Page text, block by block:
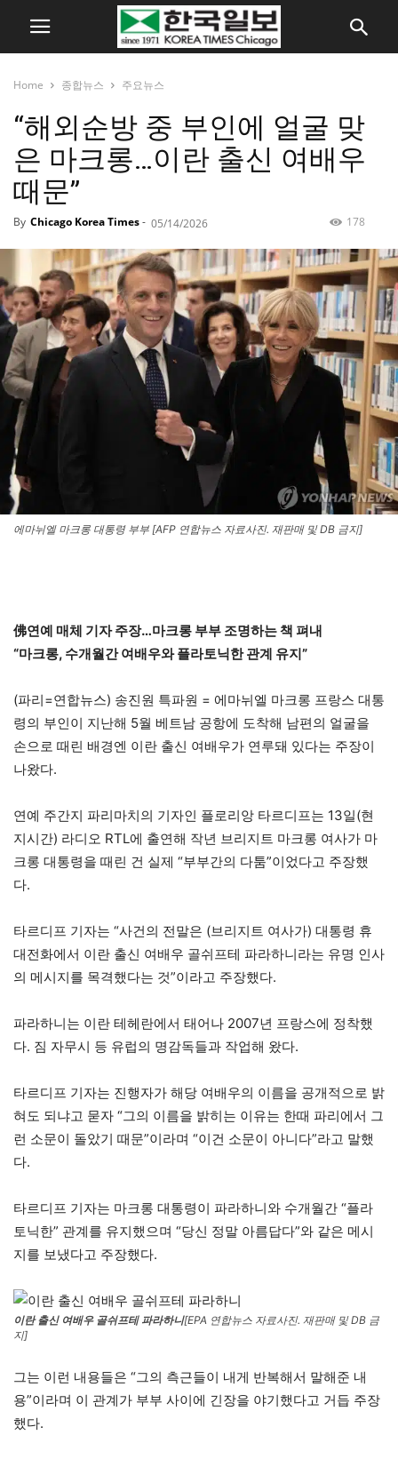
Home 종합뉴스 주요뉴스
“해외순방 중 부인에 얼굴 맞
은 마크롱…이란 출신 여배우
때문”
By Chicago Korea Times- 05/14/2026 178
에마뉘엘 마크롱 대통령 부부 [AFP 연합뉴스 자료사진. 재판매 및 DB 금지]
佛연예 매체 기자 주장…마크롱 부부 조명하는 책 펴내
“마크롱, 수개월간 여배우와 플라토닉한 관계 유지”
(파리=연합뉴스) 송진원 특파원 = 에마뉘엘 마크롱 프랑스 대통
령의 부인이 지난해 5월 베트남 공항에 도착해 남편의 얼굴을
손으로 때린 배경엔 이란 출신 여배우가 연루돼 있다는 주장이
나왔다.
연예 주간지 파리마치의 기자인 플로리앙 타르디프는 13일(현
지시간) 라디오 RTL에 출연해 작년 브리지트 마크롱 여사가 마
크롱 대통령을 때린 건 실제 “부부간의 다툼”이었다고 주장했
다.
타르디프 기자는 “사건의 전말은 (브리지트 여사가) 대통령 휴
대전화에서 이란 출신 여배우 골쉬프테 파라하니라는 유명 인사
의 메시지를 목격했다는 것”이라고 주장했다.
파라하니는 이란 테헤란에서 태어나 2007년 프랑스에 정착했
다. 짐 자무시 등 유럽의 명감독들과 작업해 왔다.
타르디프 기자는 진행자가 해당 여배우의 이름을 공개적으로 밝
혀도 되냐고 묻자 “그의 이름을 밝히는 이유는 한때 파리에서 그
런 소문이 돌았기 때문”이라며 “이건 소문이 아니다”라고 말했
다.
타르디프 기자는 마크롱 대통령이 파라하니와 수개월간 “플라
토닉한” 관계를 유지했으며 “당신 정말 아름답다”와 같은 메시
지를 보냈다고 주장했다.
이란 출신 여배우 골쉬프테 파라하니[EPA 연합뉴스 자료사진. 재판매 및 DB 금
지]
그는 이런 내용들은 “그의 측근들이 내게 반복해서 말해준 내
용”이라며 이 관계가 부부 사이에 긴장을 야기했다고 거듭 주장
했다.